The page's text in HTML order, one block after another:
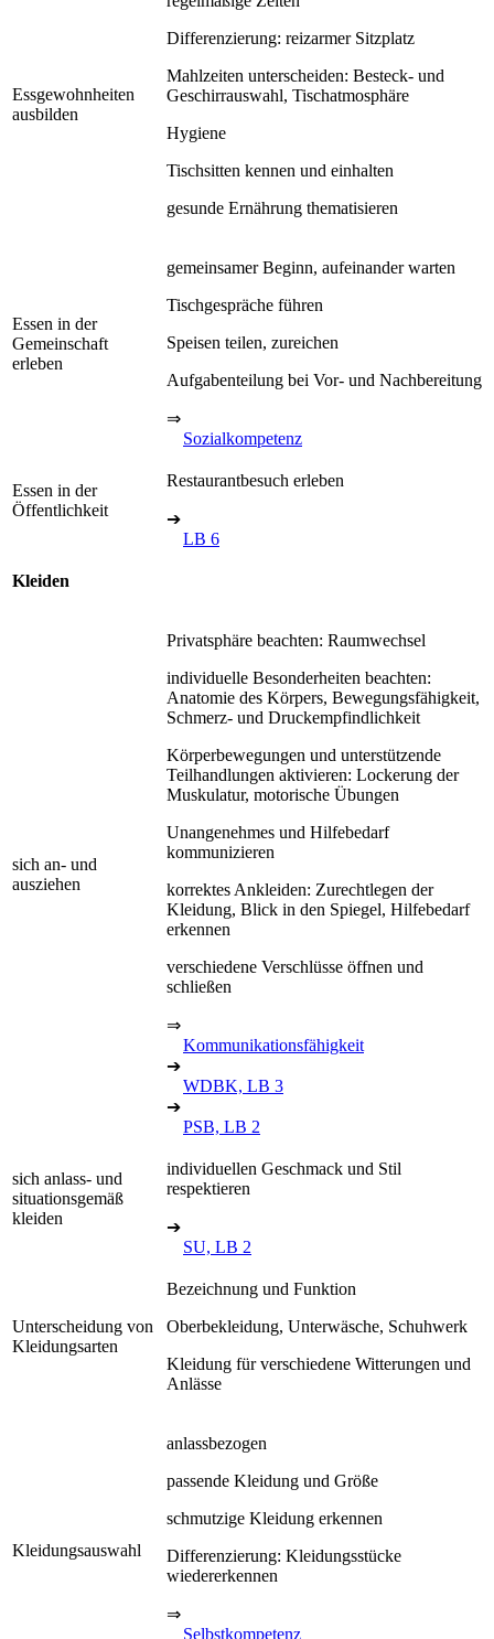
Essgewohnheiten
ausbilden
Differenzierung: reizarmer Sitzplatz
Mahlzeiten unterscheiden: Besteck- und
Geschirrauswahl, Tischatmosphäre
Hygiene
Tischsitten kennen und einhalten
gesunde Ernährung thematisieren
Essen in der
Gemeinschaft
erleben
gemeinsamer Beginn, aufeinander warten
Tischgespräche führen
Speisen teilen, zureichen
Aufgabenteilung bei Vor- und Nachbereitung
⇒
Sozialkompetenz
Essen in der
Öffentlichkeit
Restaurantbesuch erleben
➔
LB 6
Kleiden
sich an- und
ausziehen
Privatsphäre beachten: Raumwechsel
individuelle Besonderheiten beachten:
Anatomie des Körpers, Bewegungsfähigkeit,
Schmerz- und Druckempfindlichkeit
Körperbewegungen und unterstützende
Teilhandlungen aktivieren: Lockerung der
Muskulatur, motorische Übungen
Unangenehmes und Hilfebedarf
kommunizieren
korrektes Ankleiden: Zurechtlegen der
Kleidung, Blick in den Spiegel, Hilfebedarf
erkennen
verschiedene Verschlüsse öffnen und
schließen
⇒
Kommunikationsfähigkeit
➔
WDBK, LB 3
➔
PSB, LB 2
sich anlass- und
situationsgemäß
kleiden
individuellen Geschmack und Stil
respektieren
➔
SU, LB 2
Unterscheidung von
Kleidungsarten
Bezeichnung und Funktion
Oberbekleidung, Unterwäsche, Schuhwerk
Kleidung für verschiedene Witterungen und
Anlässe
Kleidungsauswahl
anlassbezogen
passende Kleidung und Größe
schmutzige Kleidung erkennen
Differenzierung: Kleidungsstücke
wiedererkennen
⇒
Selbstkompetenz